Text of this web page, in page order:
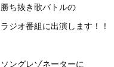
勝ち抜き歌バトルの
ラジオ番組に出演します！！
ソングレゾネーターに